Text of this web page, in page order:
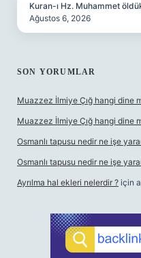
Kuran-ı Hz. Muhammet
Ağustos 6, 2026
SON YORUMLAR
Muazzez İlmiye Çığ hangi dine
Muazzez İlmiye Çığ hangi dine
Osmanlı tapusu nedir ne işe
Osmanlı tapusu nedir ne işe
Ayrılma hal ekleri nelerdir ? için